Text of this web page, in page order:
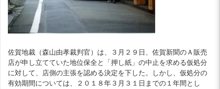
佐賀地裁（森山由孝裁判官）は、３月２９日、佐賀新聞のＡ販売
店が申し立てていた地位保全と「押し紙」の中止を求める仮処分
に対して、店側の主張を認める決定を下した。しかし、仮処分の
有効期間については、２０１８年３月３１日までの１年間とし